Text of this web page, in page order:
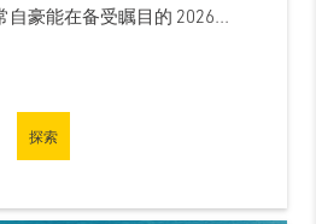
自豪能在备受瞩目的 2026...
探索